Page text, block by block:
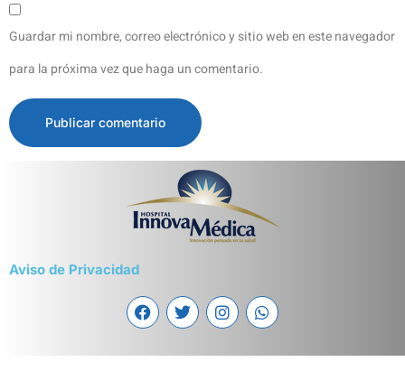
Guardar mi nombre, correo electrónico y sitio web en este navegador
para la próxima vez que haga un comentario.
Aviso de Privacidad